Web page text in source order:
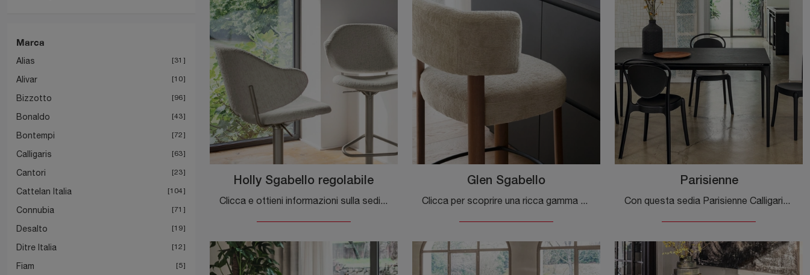
Marca
Alias 31
Alivar 10
Bizzotto 96
Bonaldo 43
Bontempi 72
Calligaris 63
Cantori 23
Cattelan Italia 104
Connubia 71
Desalto 19
Ditre Italia 12
Fiam 5
Holly Sgabello regolabile
Clicca e ottieni informazioni sulla sedia Holly Sgabello regolabile di Calligaris in tessuto: le più esclusive Sedie sgabelli moderne ti attendono.
Glen Sgabello
Clicca per scoprire una ricca gamma di sedie sgabelli per stanze design: il modello Glen Sgabello di Calligaris ti aspetta!
Parisienne
Con questa sedia Parisienne Calligaris in plastica, una delle nostre sedute impilabili moderne, potrai arricchire i tuoi locali.